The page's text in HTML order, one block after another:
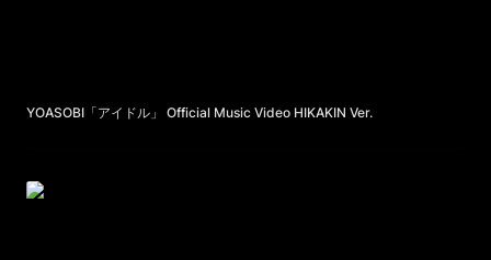
YOASOBI「アイドル」 Official Music Video HIKAKIN Ver.
櫻坂46 7th Single『承認欲求』